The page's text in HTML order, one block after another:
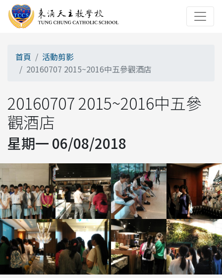
首頁
活動剪影
20160707 2015~2016中五參觀酒店
20160707 2015~2016中五參
觀酒店
星期一 06/08/2018